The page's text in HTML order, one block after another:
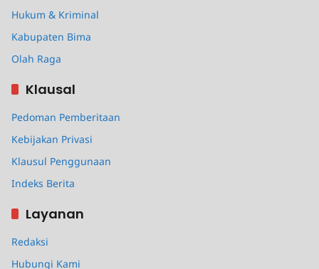
Hukum & Kriminal
Kabupaten Bima
Olah Raga
Klausal
Pedoman Pemberitaan
Kebijakan Privasi
Klausul Penggunaan
Indeks Berita
Layanan
Redaksi
Hubungi Kami